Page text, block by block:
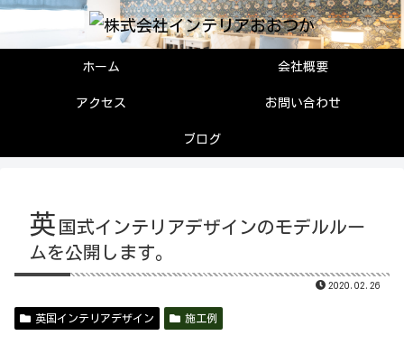
ホーム 会社概要
アクセス お問い合わせ
ブログ
英 国式インテリアデザインのモデルルー
ムを公開します。
2020.02.26
英国インテリアデザイン 施工例